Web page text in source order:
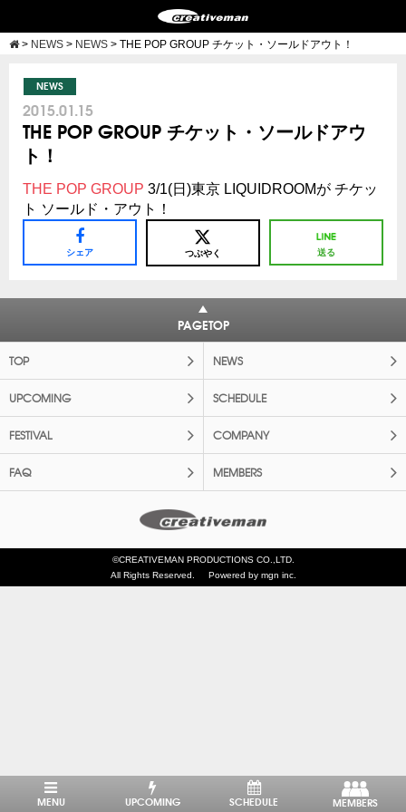
> NEWS > NEWS > THE POP GROUP チケット・ソールドアウト！
NEWS
2015.01.15
THE POP GROUP チケット・ソールドアウ
ト！
THE POP GROUP 3/1(日)東京 LIQUIDROOMが チケッ
ト ソールド・アウト！
シェア つぶやく 送る
PAGETOP
TOP NEWS
UPCOMING SCHEDULE
FESTIVAL COMPANY
FAQ MEMBERS
©CREATIVEMAN PRODUCTIONS CO.,LTD.
All Rights Reserved.
Powered by mgn inc.
MENU UPCOMING SCHEDULE MEMBERS